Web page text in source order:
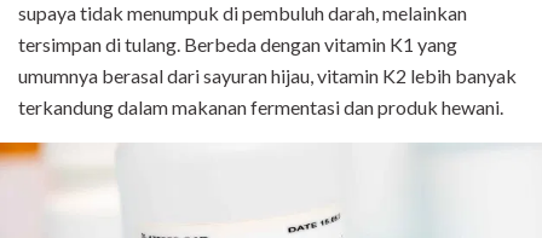
supaya tidak menumpuk di pembuluh darah, melainkan
tersimpan di tulang. Berbeda dengan vitamin K1 yang
umumnya berasal dari sayuran hijau, vitamin K2 lebih banyak
terkandung dalam makanan fermentasi dan produk hewani.